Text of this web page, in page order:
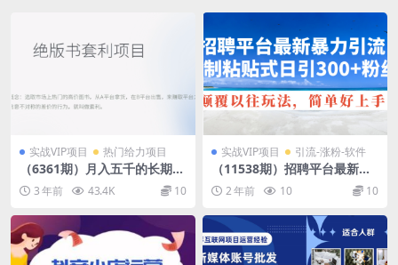
实战VIP项目 热门给力项目
（6361期）月入五千的长期靠
谱副业，绝版书套利项目
3 年前 43.4K 10
实战VIP项目 引流-涨粉-软件
（11538期）招聘平台最新暴
力引流，复制粘贴式日引300
+粉丝，颠覆以往垃圾玩法，
简…
2 年前 10 10